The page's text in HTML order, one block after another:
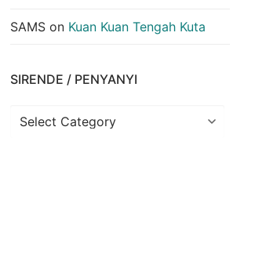
SAMS on Kuan Kuan Tengah Kuta
SIRENDE / PENYANYI
Sirende